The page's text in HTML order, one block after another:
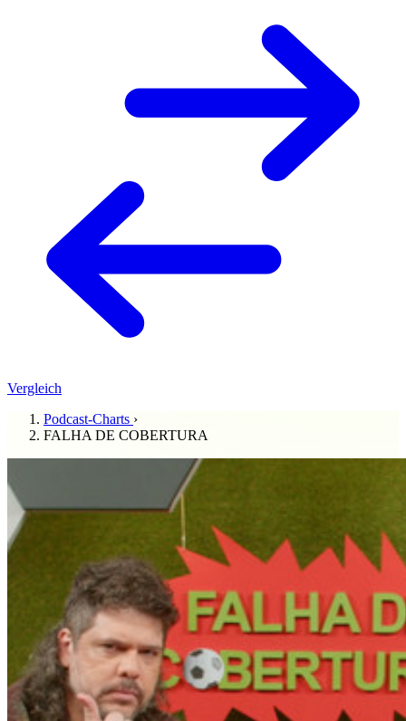
Vergleich
Podcast-Charts ›
FALHA DE COBERTURA